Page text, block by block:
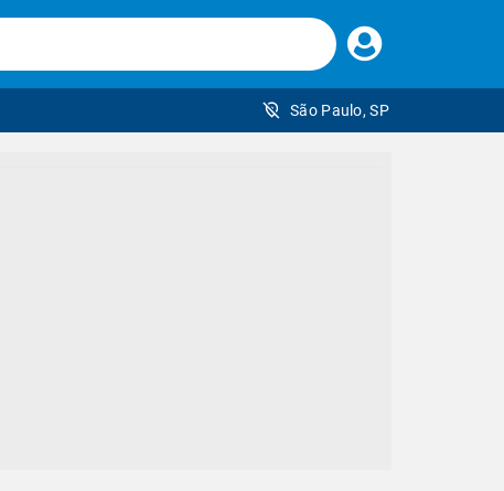
Faça
seu
São Paulo, SP